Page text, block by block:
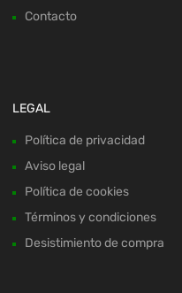
Contacto
LEGAL
Política de privacidad
Aviso legal
Política de cookies
Términos y condiciones
Desistimiento de compra